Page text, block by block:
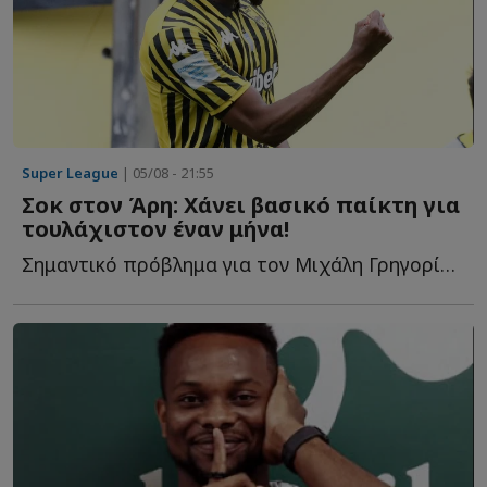
Super League | 05/08 - 21:55
Σοκ στον Άρη: Χάνει βασικό παίκτη για
τουλάχιστον έναν μήνα!
Σημαντικό πρόβλημα για τον Μιχάλη Γρηγορίου ο τραυματίσμος τ...